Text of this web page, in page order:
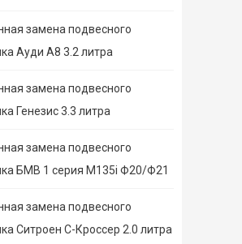
замена подвесного
Ауди А8 3.2 литра
замена подвесного
Генезис 3.3 литра
замена подвесного
БМВ 1 серия M135i Ф20/Ф21
замена подвесного
Ситроен С-Кроссер 2.0 литра